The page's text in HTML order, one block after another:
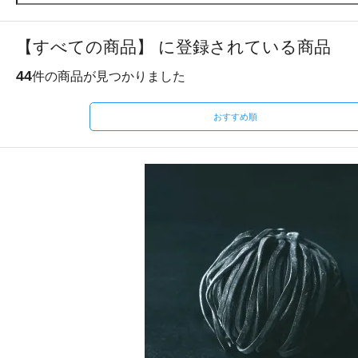
【すべての商品】 に登録されている商品
44件の商品が見つかりました
おすすめ順